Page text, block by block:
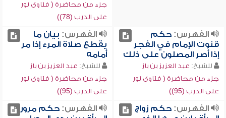
جزء من محاضرة ( فتاوى نور
على الدرب (78))
الفهرس:حكم
قنوت الإمام في الفجر
إذا أصر المصلون على ذلك
للشيخ: عبد العزيز بن باز
جزء من محاضرة ( فتاوى نور
على الدرب (95))
الفهرس: بيان ما
يقطع صلاة المرء إذا مر
أمامه
للشيخ: عبد العزيز بن باز
جزء من محاضرة ( فتاوى نور
على الدرب (95))
الفهرس:حكم زواج
الفهرس:حكم مرور